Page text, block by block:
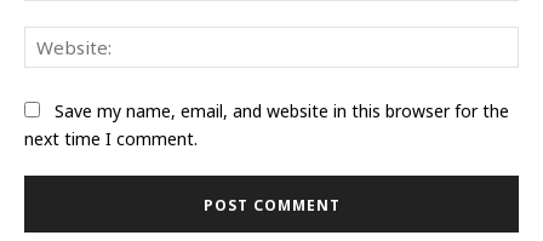
Save my name, email, and website in this browser for the
next time I comment.